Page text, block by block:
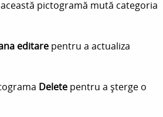
pictogramă mută categoria
editare pentru a actualiza
Delete pentru a șterge o